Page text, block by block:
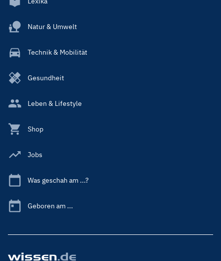
Natur & Umwelt
Technik & Mobilität
Gesundheit
Leben & Lifestyle
Shop
Jobs
Was geschah am ...?
Geboren am ...